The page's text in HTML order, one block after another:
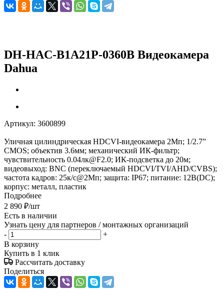
DH-HAC-B1A21P-0360B Видеокамера
Dahua
Артикул: 3600899
Уличная цилиндрическая HDCVI-видеокамера 2Мп; 1/2.7”
CMOS; объектив 3.6мм; механический ИК-фильтр;
чувствительность 0.04лк@F2.0; ИК-подсветка до 20м;
видеовыход: BNC (переключаемый HDCVI/TVI/AHD/CVBS);
частота кадров: 25к/c@2Мп; защита: IP67; питание: 12В(DC);
корпус: металл, пластик
Подробнее
2 890 ₽/шт
Есть в наличии
Узнать цену для партнеров / монтажных организаций
-
+
В корзину
Купить в 1 клик
Рассчитать доставку
Поделиться